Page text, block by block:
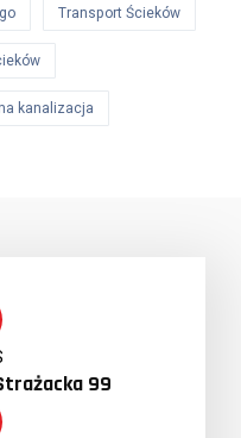
Transport Ścieków
kanalizacja
99